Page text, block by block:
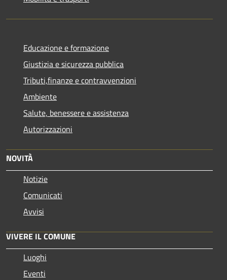
Educazione e formazione
Giustizia e sicurezza pubblica
Tributi,finanze e contravvenzioni
Ambiente
Salute, benessere e assistenza
Autorizzazioni
NOVITÀ
Notizie
Comunicati
Avvisi
VIVERE IL COMUNE
Luoghi
Eventi